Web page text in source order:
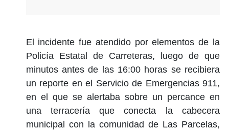
El incidente fue atendido por elementos de la
Policía Estatal de Carreteras, luego de que
minutos antes de las 16:00 horas se recibiera
un reporte en el Servicio de Emergencias 911,
en el que se alertaba sobre un percance en
una terracería que conecta la cabecera
municipal con la comunidad de Las Parcelas,